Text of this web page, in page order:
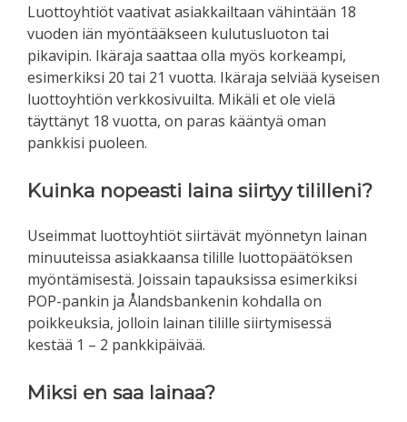
Luottoyhtiöt vaativat asiakkailtaan vähintään 18
vuoden iän myöntääkseen kulutusluoton tai
pikavipin. Ikäraja saattaa olla myös korkeampi,
esimerkiksi 20 tai 21 vuotta. Ikäraja selviää kyseisen
luottoyhtiön verkkosivuilta. Mikäli et ole vielä
täyttänyt 18 vuotta, on paras kääntyä oman
pankkisi puoleen.
Kuinka nopeasti laina siirtyy tililleni?
Useimmat luottoyhtiöt siirtävät myönnetyn lainan
minuuteissa asiakkaansa tilille luottopäätöksen
myöntämisestä. Joissain tapauksissa esimerkiksi
POP-pankin ja Ålandsbankenin kohdalla on
poikkeuksia, jolloin lainan tilille siirtymisessä
kestää 1 – 2 pankkipäivää.
Miksi en saa lainaa?